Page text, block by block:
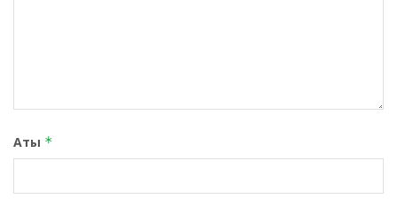
Аты *